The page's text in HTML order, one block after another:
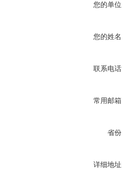
您的单位
您的姓名
联系电话
常用邮箱
省份
详细地址